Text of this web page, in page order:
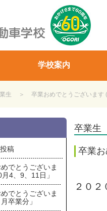
学校案内
生 卒業おめでとうございま
卒業生
卒業
２０２
稿
でとうございま
4、9、11日」
でとうございま
卒業分」